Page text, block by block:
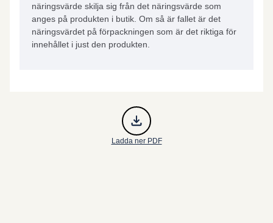
näringsvärde skilja sig från det näringsvärde som
anges på produkten i butik. Om så är fallet är det
näringsvärdet på förpackningen som är det riktiga för
innehållet i just den produkten.
Ladda ner PDF